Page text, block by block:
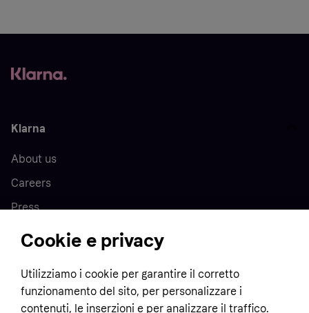
Klarna
About us
Careers
Press
Customer service
Business
Cookie e privacy
Utilizziamo i cookie per garantire il corretto
funzionamento del sito, per personalizzare i
contenuti, le inserzioni e per analizzare il traffico.